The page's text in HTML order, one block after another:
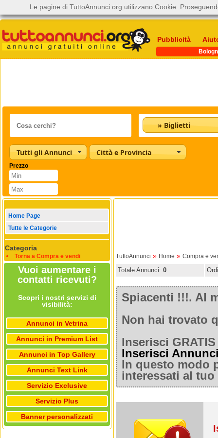
Pubblicità
» Biglietti
Tutti gli Annunci Città e Provincia
Prezzo
Home Page
Tutte le Categorie
Categoria
Torna a Compra e vendi
Vuoi aumentare i
contatti ricevuti?
Scopri i nostri servizi di
visibilità:
Annunci in Vetrina
Annunci in Premium List
Annunci in Top Gallery
Annunci Text Link
Servizio Exclusive
Servizio Plus
Banner personalizzati
TuttoAnnunci » Home » Compra e
Totale Annunci: 0
Spiacenti !!!. Al
Non hai trovato
Inserisci
Inserisci
In questo modo
interessati al
Le pagine di TuttoAnnunci.org utilizzano Cookie.